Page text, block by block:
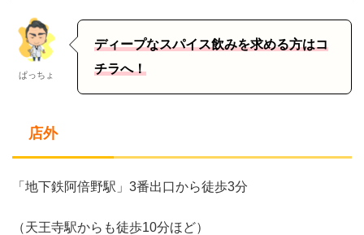
ぱっちょ
ディープなスパイス飲みを求める方はコ
チラへ！
店外
「地下鉄阿倍野駅」3番出口から徒歩3分
（天王寺駅からも徒歩10分ほど）